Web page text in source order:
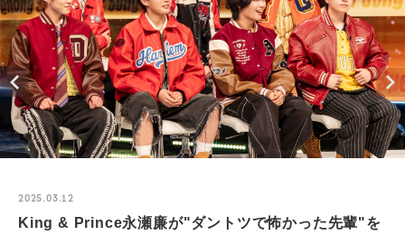
2025.03.12
King & Prince永瀬廉が"ダントツで怖かった先輩"を